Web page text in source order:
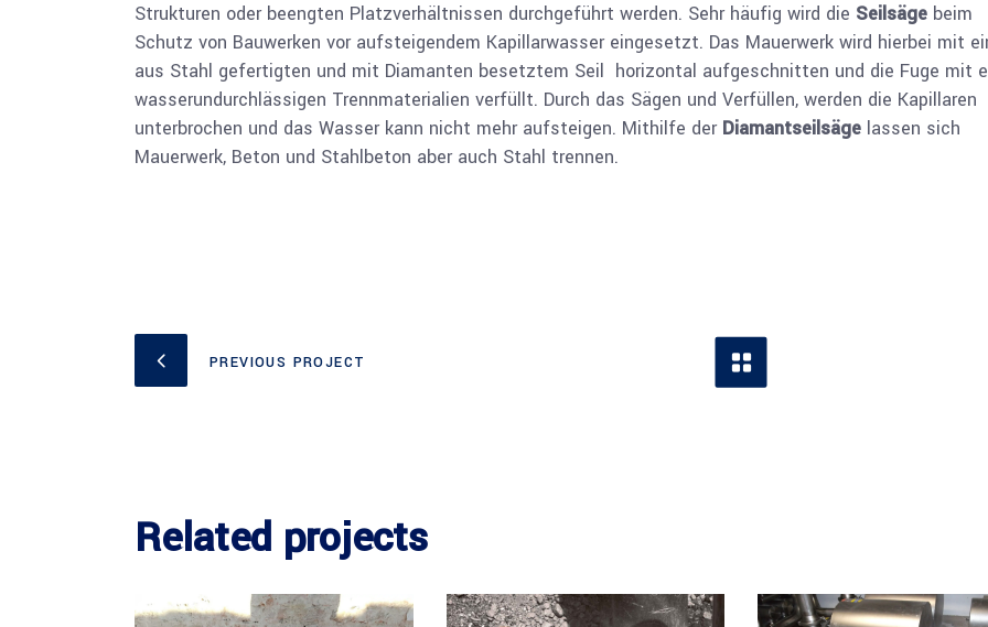
Strukturen oder beengten Platzverhältnissen durchgeführt werden. Sehr häufig wird die Seilsäge beim
Schutz von Bauwerken vor aufsteigendem Kapillarwasser eingesetzt. Das Mauerwerk wird hierbei mit
aus Stahl gefertigten und mit Diamanten besetztem Seil horizontal aufgeschnitten und die Fuge mit
wasserundurchlässigen Trennmaterialien verfüllt. Durch das Sägen und Verfüllen, werden die Kapillaren
unterbrochen und das Wasser kann nicht mehr aufsteigen. Mithilfe der Diamantseilsäge lassen sich
Mauerwerk, Beton und Stahlbeton aber auch Stahl trennen.
PREVIOUS PROJECT
Related projects